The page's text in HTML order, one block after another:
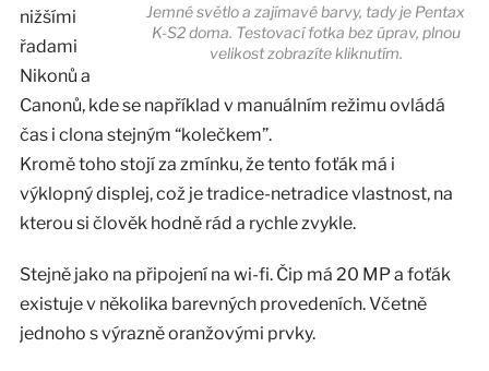
Jemné světlo a zajímavé barvy, tady je Pentax
K-S2 doma. Testovací fotka bez úprav, plnou
velikost zobrazíte kliknutím.
nižšími
řadami
Nikonů a
Canonů, kde se například v manuálním režimu ovládá
čas i clona stejným “kolečkem”.
Kromě toho stojí za zmínku, že tento foťák má i
výklopný displej, což je tradice-netradice vlastnost, na
kterou si člověk hodně rád a rychle zvykle.
Stejně jako na připojení na wi-fi. Čip má 20 MP a foťák
existuje v několika barevných provedeních. Včetně
jednoho s výrazně oranžovými prvky.